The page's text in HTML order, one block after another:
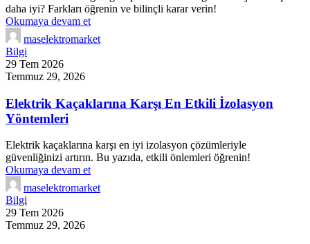
daha iyi? Farkları öğrenin ve bilinçli karar verin!
Okumaya devam et
maselektromarket
Bilgi
29 Tem 2026
Temmuz 29, 2026
Elektrik Kaçaklarına Karşı En Etkili İzolasyon
Yöntemleri
Elektrik kaçaklarına karşı en iyi izolasyon çözümleriyle
güvenliğinizi artırın. Bu yazıda, etkili önlemleri öğrenin!
Okumaya devam et
maselektromarket
Bilgi
29 Tem 2026
Temmuz 29, 2026